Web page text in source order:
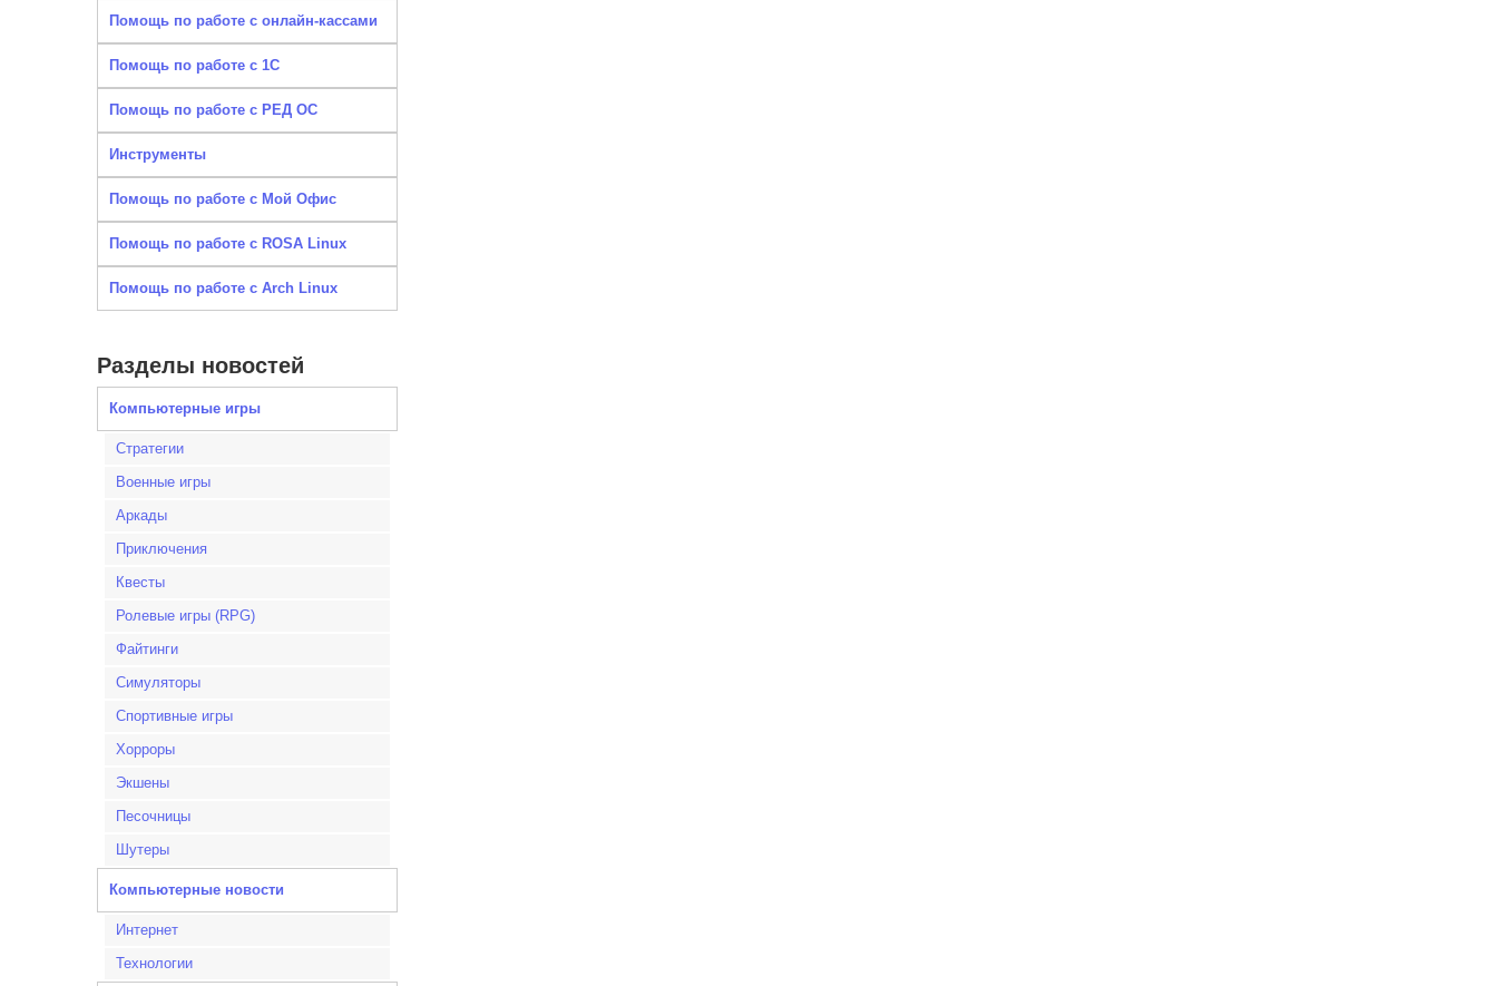
Помощь по работе с онлайн-кассами
Помощь по работе с 1С
Помощь по работе с РЕД ОС
Инструменты
Помощь по работе с Мой Офис
Помощь по работе с ROSA Linux
Помощь по работе с Arch Linux
Разделы новостей
Компьютерные игры
Стратегии
Военные игры
Аркады
Приключения
Квесты
Ролевые игры (RPG)
Файтинги
Симуляторы
Спортивные игры
Хорроры
Экшены
Песочницы
Шутеры
Компьютерные новости
Интернет
Технологии